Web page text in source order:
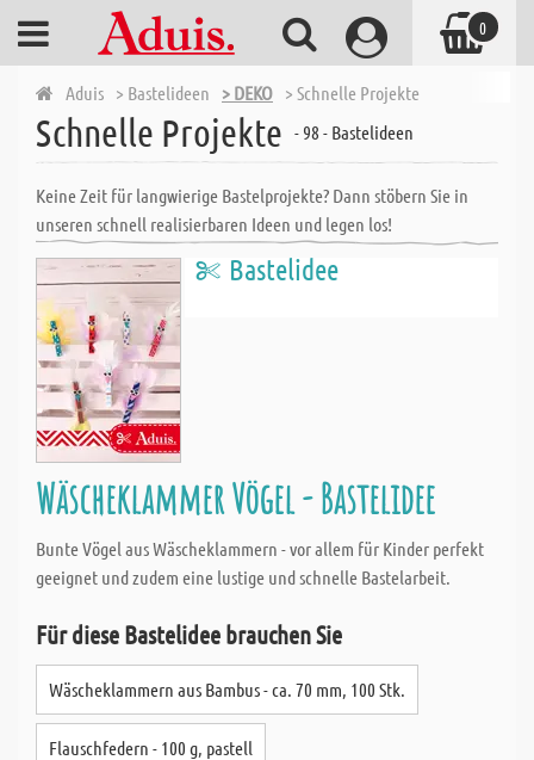
Aduis > Bastelideen > DEKO > Schnelle Projekte
Schnelle Projekte - 98 - Bastelideen
Keine Zeit für langwierige Bastelprojekte? Dann stöbern Sie in
unseren schnell realisierbaren Ideen und legen los!
Bastelidee
Wäscheklammer Vögel - Bastelidee
Bunte Vögel aus Wäscheklammern - vor allem für Kinder perfekt
geeignet und zudem eine lustige und schnelle Bastelarbeit.
Für diese Bastelidee brauchen Sie
Wäscheklammern aus Bambus - ca. 70 mm, 100 Stk.
Flauschfedern - 100 g, pastell
0